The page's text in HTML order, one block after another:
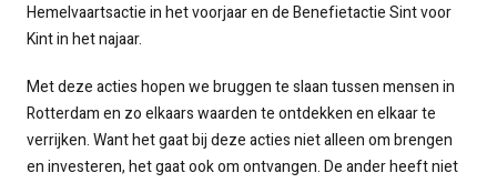
Hemelvaartsactie in het voorjaar en de Benefietactie Sint voor
Kint in het najaar.
Met deze acties hopen we bruggen te slaan tussen mensen in
Rotterdam en zo elkaars waarden te ontdekken en elkaar te
verrijken. Want het gaat bij deze acties niet alleen om brengen
en investeren, het gaat ook om ontvangen. De ander heeft niet